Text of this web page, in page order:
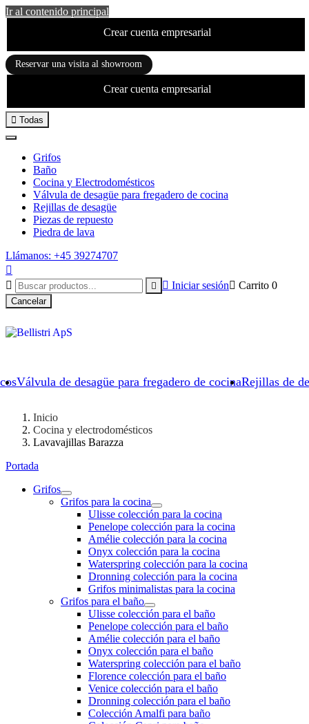
Ir al contenido principal
Crear cuenta empresarial
Reservar una visita al showroom
Crear cuenta empresarial
Válvula de desagüe para fregadero de cocinaRejillas de
 Todas
Grifos
Baño
Cocina y Electrodomésticos
Válvula de desagüe para fregadero de cocina
Rejillas de desagüe
Piezas de repuesto
Piedra de lava
Llámanos: +45 39274707



Cancelar
 Iniciar sesión Carrito 0
Inicio
Cocina y electrodomésticos
Lavavajillas Barazza
Portada
Grifos
Grifos para la cocina
Ulisse colección para la cocina
Penelope colección para la cocina
Amélie colección para la cocina
Onyx colección para la cocina
Waterspring colección para la cocina
Dronning colección para la cocina
Grifos minimalistas para la cocina
Grifos para el baño
Ulisse colección para el baño
Penelope colección para el baño
Amélie colección para el baño
Onyx colección para el baño
Waterspring colección para el baño
Florence colección para el baño
Venice colección para el baño
Dronning colección para el baño
Colección Amalfi para baño